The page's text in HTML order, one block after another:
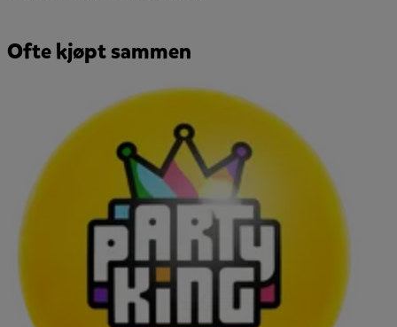
Ofte kjøpt sammen